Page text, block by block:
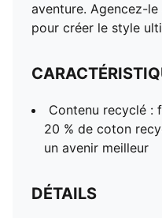
aventure. Agencez-
pour créer le style
Contenu recyclé :
20 % de coton
un avenir meilleur
DÉTAILS